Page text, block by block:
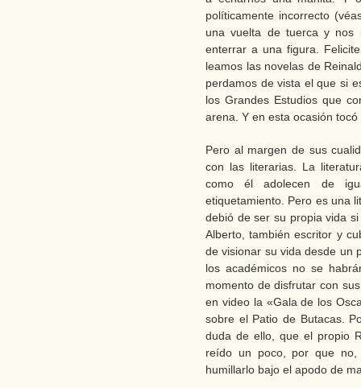
políticamente incorrecto
una vuelta de tuerca y nos
enterrar a una figura.
leamos las novelas de
perdamos de vista el que si
los Grandes Estudios que
arena. Y en esta ocasión tocó
Pero al margen de sus
con las literarias. La
como él adolecen de
etiquetamiento. Pero es una
debió de ser su propia vida
Alberto, también escritor y
de visionar su vida desde un
los académicos no se
momento de disfrutar con
en video la «Gala de los
sobre el Patio de Butacas.
duda de ello, que el propio
reído un poco, por que
humillarlo bajo el apodo de